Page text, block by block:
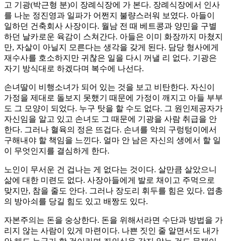
고 기광(박근형 분)이 장례식장에 가 본다. 장례식장에서 인사
를 나눈 정진영과 일파가 어쩐지 불량스러워 보였다. 아들이
일하던 건축회사 사장이다. 월남 전 때 베트콩과 양민을 구별
하던 날카로운 육감이 스쳐간다. 아들은 이미 화장까지 마쳤지
만, 자살이 아닐지 모른다는 생각을 갖게 된다. 담당 형사에게
재수사를 호소하지만 귀찮은 일을 다시 꺼낼 리 없다. 기광은
자기 방식대로 하겠다며 복수에 나선다.
손녀딸이 비행소녀가 되어 있는 것을 보고 비탄한다. 자신이
가정을 제대로 돌보지 못했기 때문에 가정이 깨지고 아들 부부
도 그 모양이 되었다. 누구 탓을 할 수도 없다. 그 원인제공자가
자신임을 알고 있고 손녀도 그 때문에 기광을 사람 취급을 안
한다. 그러나 혈육의 정은 뜨겁다. 손녀를 악의 구렁텅이에서
구해내야 할 책임을 느낀다. 얼마 안 남은 자신의 생에서 할 일
이 무엇인지를 결심하게 한다.
노인이 무서운 건 겁나는 게 없다는 것이다. 살만큼 살았으니
삶에 대한 미련도 없다. 사장아들에게 발로 채이고 주먹으로
맞지만, 참을 줄도 안다. 그러나 장도리 휘두를 힘은 있다. 엽총
의 방아쇠를 당길 힘도 있고 배짱도 있다.
자본주의는 돈을 숭상한다. 돈을 위해서라면 수단과 방법을 가
리지 않는 사람이 있게 마련이다. 나쁜 짓인 줄 알면서도 내가